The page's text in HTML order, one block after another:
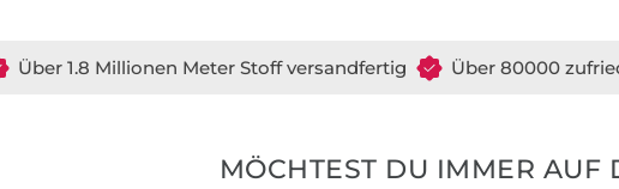
Über 1.8 Millionen Meter Stoff versandfertig Über 80000
MÖCHTEST DU IMMER AUF